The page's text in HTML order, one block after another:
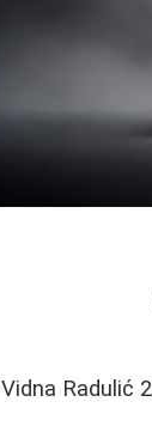
Vidna Radulić